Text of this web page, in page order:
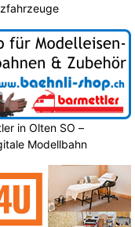
in Olten SO –
Modellbahn